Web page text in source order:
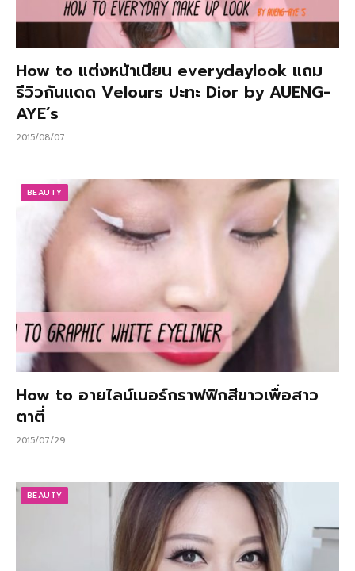
How to แต่งหน้าเนียน everydaylook แถม
รีวิวกันแดด Velours ปะทะ Dior by AUENG-
AYE’s
2015/08/07
BEAUTY
How to อายไลน์เนอร์กราฟฟิกสีขาวเพื่อสาว
ตาตี่
2015/07/29
BEAUTY